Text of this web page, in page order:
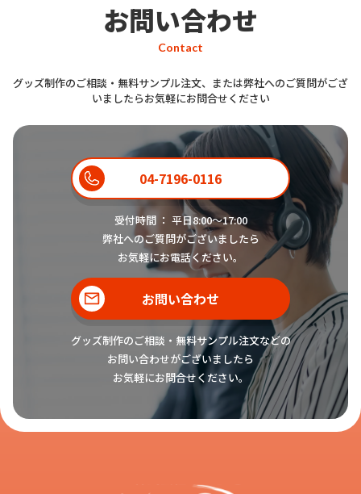
お問い合わせ
Contact
グッズ制作のご相談・無料サンプル注文、または弊社へのご質問がござ
いましたらお気軽にお問合せください
04-7196-0116
受付時間 ： 平日8:00〜17:00
弊社へのご質問がございましたら
お気軽にお電話ください。
お問い合わせ
グッズ制作のご相談・無料サンプル注文などの
お問い合わせがございましたら
お気軽にお問合せください。